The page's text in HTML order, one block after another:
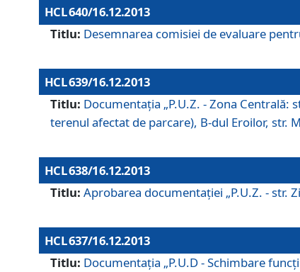
HCL 640/16.12.2013
Titlu: Desemnarea comisiei de evaluare
HCL 639/16.12.2013
Titlu: Documentaţia „P.U.Z. - Zona
terenul afectat de parcare), B-dul Eroilor, str.
HCL 638/16.12.2013
Titlu: Aprobarea documentaţiei „P.U.Z. - str.
HCL 637/16.12.2013
Titlu: Documentaţia „P.U.D - Schimbare